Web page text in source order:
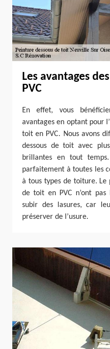
Les avantages
PVC
En effet, vous
avantages en optant pour
toit en PVC. Nous avons
dessous de toit avec
brillantes en tout
parfaitement à toutes les
à tous types de toiture. Le
de toit en PVC n’ont pas
subir des lasures, car
préserver de l’usure.